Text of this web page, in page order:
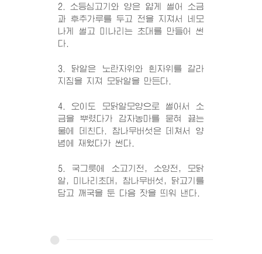
2. 소등심고기와 양은 얇게 썰어 소금
과 후추가루를 두고 전을 지져서 네모
나게 썰고 미나리는 초대를 만들어 썬
다.
3. 닭알은 노란자위와 흰자위를 갈라
지짐을 지져 모닭알을 만든다.
4. 오이도 모닭알모양으로 썰어서 소
금을 뿌렸다가 감자농마를 묻혀 끓는
물에 데친다. 참나무버섯은 데쳐서 양
념에 재웠다가 썬다.
5. 국그릇에 소고기전, 소양전, 모닭
알, 미나리초대, 참나무버섯, 닭고기를
담고 깨국을 둔 다음 잣을 띄워 낸다.